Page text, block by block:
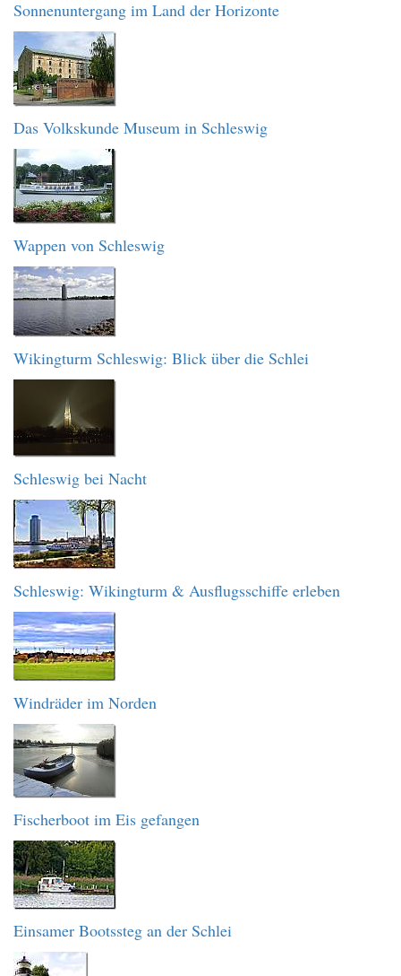
Sonnenuntergang im Land der Horizonte
Das Volkskunde Museum in Schleswig
Wappen von Schleswig
Wikingturm Schleswig: Blick über die Schlei
Schleswig bei Nacht
Schleswig: Wikingturm & Ausflugsschiffe erleben
Windräder im Norden
Fischerboot im Eis gefangen
Einsamer Bootssteg an der Schlei